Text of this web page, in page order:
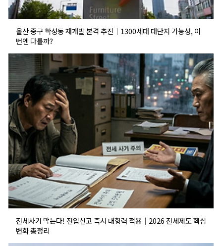
울산 중구 학성동 재개발 본격 추진｜1300세대 대단지 가능성, 이
번엔 다를까?
전세사기 막는다! 전입신고 즉시 대항력 적용｜2026 전세제도 핵심
변화 총정리